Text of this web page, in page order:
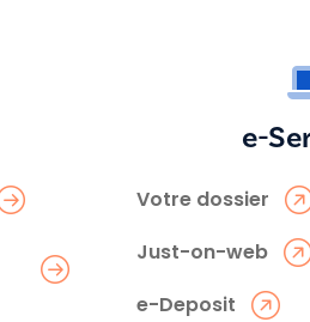
e-
Votre dossier
Just-on-web
e-Deposit